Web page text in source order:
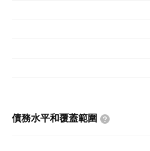
債務水平和覆蓋範圍